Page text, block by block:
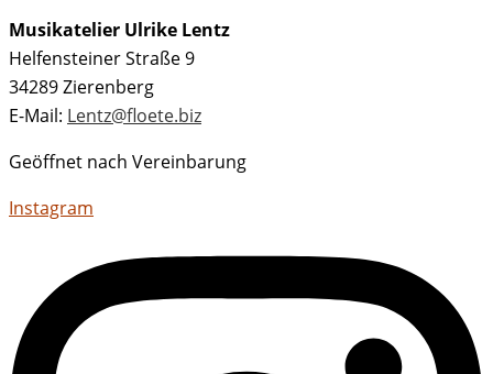
Musikatelier Ulrike Lentz
Helfensteiner Straße 9
34289 Zierenberg
E-Mail: Lentz@floete.biz
Geöffnet nach Vereinbarung
Instagram